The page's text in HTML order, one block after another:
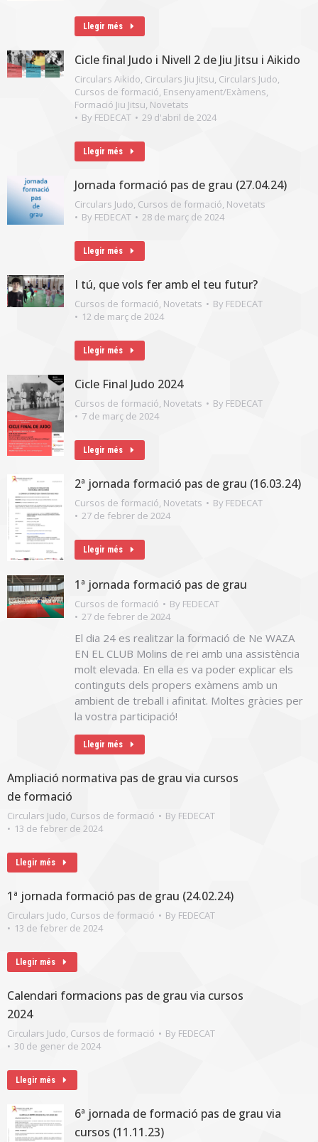
Llegir més
Cicle final Judo i Nivell 2 de Jiu Jitsu i Aikido
Circulars Aikido, Circulars Jiu Jitsu, Circulars Judo,
Cursos de formació, Ensenyament/Exàmens,
Formació Jiu Jitsu, Novetats
By FEDECAT 29 d'abril de 2024
Llegir més
Jornada formació pas de grau (27.04.24)
Circulars Judo, Cursos de formació, Novetats
By FEDECAT 28 de març de 2024
Llegir més
I tú, que vols fer amb el teu futur?
Cursos de formació, Novetats By FEDECAT
12 de març de 2024
Llegir més
Cicle Final Judo 2024
Cursos de formació, Novetats By FEDECAT
7 de març de 2024
Llegir més
2ª jornada formació pas de grau (16.03.24)
Cursos de formació, Novetats By FEDECAT
27 de febrer de 2024
Llegir més
1ª jornada formació pas de grau
Cursos de formació By FEDECAT
27 de febrer de 2024
El dia 24 es realitzar la formació de Ne WAZA
EN EL CLUB Molins de rei amb una assistència
molt elevada. En ella es va poder explicar els
continguts dels propers exàmens amb un
ambient de treball i afinitat. Moltes gràcies per
la vostra participació!
Llegir més
Ampliació normativa pas de grau via cursos
de formació
Circulars Judo, Cursos de formació By FEDECAT
13 de febrer de 2024
Llegir més
1ª jornada formació pas de grau (24.02.24)
Circulars Judo, Cursos de formació By FEDECAT
13 de febrer de 2024
Llegir més
Calendari formacions pas de grau via cursos
2024
Circulars Judo, Cursos de formació By FEDECAT
30 de gener de 2024
Llegir més
6ª jornada de formació pas de grau via
cursos (11.11.23)